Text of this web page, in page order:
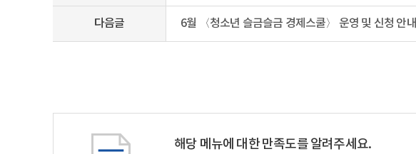
다음글 6월 〈청소년 슬금슬금 경제스쿨〉 운영 및 신청 안내
해당 메뉴에 대한 만족도를 알려주세요.